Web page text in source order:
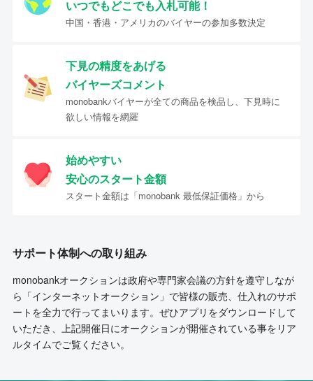
いつでもどこでも入札可能！
中国・香港・アメリカのバイヤーの参加多数決定
下見の精度をあげる
バイヤーズコメント
monobankバイヤーが全ての商品を検品し、下見時に
欲しい情報を網羅
始めやすい
安心のスタート金額
スタート金額は「monobank 最低保証価格」から
サポート体制への取り組み
monobankオークションは政府や専門家会議の方針を遵守しなが
ら「インターネットオークション」で皆様の販売、仕入れのサポ
ートを全力で行ってまいります。ぜひアプリをダウンロードして
いただき、上記開催日にオークションが開催されている事をリア
ルタイムでご覧ください。